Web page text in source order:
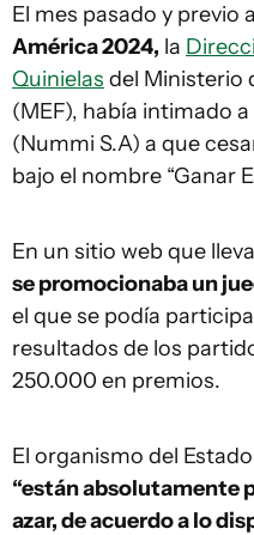
El mes pasado y previo
América 2024, la
Quinielas del Ministerio
(MEF), había intimado
(Nummi S.A) a que
bajo el nombre “Ganar
En un sitio web que
se promocionaba un
el que se podía
resultados de los
250.000 en premios.
El organismo del
“están absolutamente
azar, de acuerdo a lo